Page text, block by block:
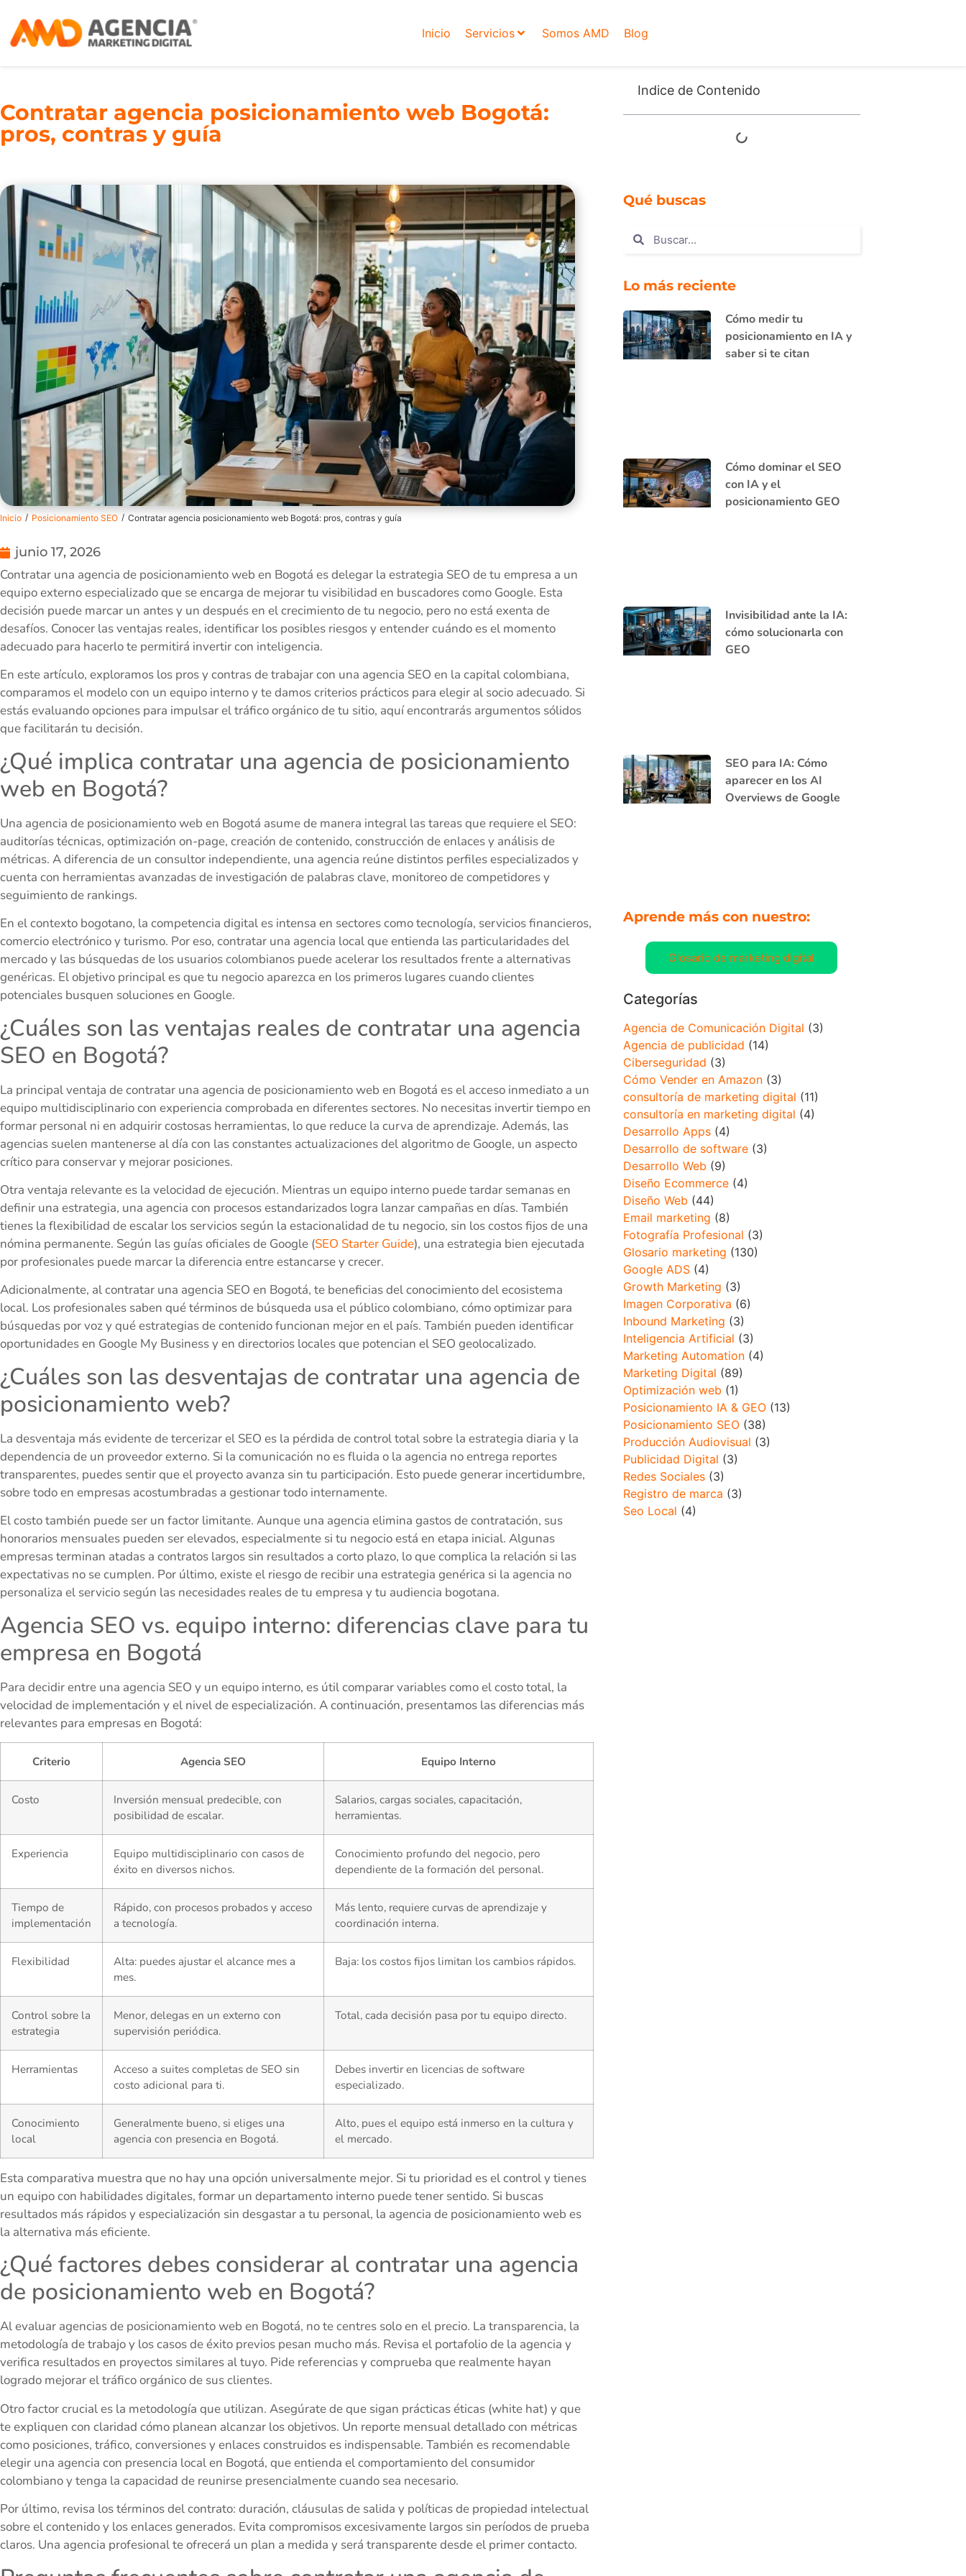
Inicio Servicios Somos AMD Blog
Contratar agencia posicionamiento web Bogotá:
pros, contras y guía
Inicio / Posicionamiento SEO / Contratar agencia posicionamiento web Bogotá: pros, contras y guía
junio 17, 2026
Contratar una agencia de posicionamiento web en Bogotá es delegar la estrategia SEO de tu empresa a un
equipo externo especializado que se encarga de mejorar tu visibilidad en buscadores como Google. Esta
decisión puede marcar un antes y un después en el crecimiento de tu negocio, pero no está exenta de
desafíos. Conocer las ventajas reales, identificar los posibles riesgos y entender cuándo es el momento
adecuado para hacerlo te permitirá invertir con inteligencia.
En este artículo, exploramos los pros y contras de trabajar con una agencia SEO en la capital colombiana,
comparamos el modelo con un equipo interno y te damos criterios prácticos para elegir al socio adecuado. Si
estás evaluando opciones para impulsar el tráfico orgánico de tu sitio, aquí encontrarás argumentos sólidos
que facilitarán tu decisión.
¿Qué implica contratar una agencia de posicionamiento
web en Bogotá?
Una agencia de posicionamiento web en Bogotá asume de manera integral las tareas que requiere el SEO:
auditorías técnicas, optimización on-page, creación de contenido, construcción de enlaces y análisis de
métricas. A diferencia de un consultor independiente, una agencia reúne distintos perfiles especializados y
cuenta con herramientas avanzadas de investigación de palabras clave, monitoreo de competidores y
seguimiento de rankings.
En el contexto bogotano, la competencia digital es intensa en sectores como tecnología, servicios financieros,
comercio electrónico y turismo. Por eso, contratar una agencia local que entienda las particularidades del
mercado y las búsquedas de los usuarios colombianos puede acelerar los resultados frente a alternativas
genéricas. El objetivo principal es que tu negocio aparezca en los primeros lugares cuando clientes
potenciales busquen soluciones en Google.
¿Cuáles son las ventajas reales de contratar una agencia
SEO en Bogotá?
La principal ventaja de contratar una agencia de posicionamiento web en Bogotá es el acceso inmediato a un
equipo multidisciplinario con experiencia comprobada en diferentes sectores. No necesitas invertir tiempo en
formar personal ni en adquirir costosas herramientas, lo que reduce la curva de aprendizaje. Además, las
agencias suelen mantenerse al día con las constantes actualizaciones del algoritmo de Google, un aspecto
crítico para conservar y mejorar posiciones.
Otra ventaja relevante es la velocidad de ejecución. Mientras un equipo interno puede tardar semanas en
definir una estrategia, una agencia con procesos estandarizados logra lanzar campañas en días. También
tienes la flexibilidad de escalar los servicios según la estacionalidad de tu negocio, sin los costos fijos de una
nómina permanente. Según las guías oficiales de Google (SEO Starter Guide), una estrategia bien ejecutada
por profesionales puede marcar la diferencia entre estancarse y crecer.
Adicionalmente, al contratar una agencia SEO en Bogotá, te beneficias del conocimiento del ecosistema
local. Los profesionales saben qué términos de búsqueda usa el público colombiano, cómo optimizar para
búsquedas por voz y qué estrategias de contenido funcionan mejor en el país. También pueden identificar
oportunidades en Google My Business y en directorios locales que potencian el SEO geolocalizado.
¿Cuáles son las desventajas de contratar una agencia de
posicionamiento web?
La desventaja más evidente de tercerizar el SEO es la pérdida de control total sobre la estrategia diaria y la
dependencia de un proveedor externo. Si la comunicación no es fluida o la agencia no entrega reportes
transparentes, puedes sentir que el proyecto avanza sin tu participación. Esto puede generar incertidumbre,
sobre todo en empresas acostumbradas a gestionar todo internamente.
El costo también puede ser un factor limitante. Aunque una agencia elimina gastos de contratación, sus
honorarios mensuales pueden ser elevados, especialmente si tu negocio está en etapa inicial. Algunas
empresas terminan atadas a contratos largos sin resultados a corto plazo, lo que complica la relación si las
expectativas no se cumplen. Por último, existe el riesgo de recibir una estrategia genérica si la agencia no
personaliza el servicio según las necesidades reales de tu empresa y tu audiencia bogotana.
Agencia SEO vs. equipo interno: diferencias clave para tu
empresa en Bogotá
Para decidir entre una agencia SEO y un equipo interno, es útil comparar variables como el costo total, la
velocidad de implementación y el nivel de especialización. A continuación, presentamos las diferencias más
relevantes para empresas en Bogotá:
Criterio Agencia SEO Equipo Interno
Costo
Inversión mensual predecible, con
posibilidad de escalar.
Salarios, cargas sociales, capacitación,
herramientas.
Experiencia
Equipo multidisciplinario con casos de
éxito en diversos nichos.
Conocimiento profundo del negocio, pero
dependiente de la formación del personal.
Tiempo de
implementación
Rápido, con procesos probados y acceso
a tecnología.
Más lento, requiere curvas de aprendizaje y
coordinación interna.
Flexibilidad
Alta: puedes ajustar el alcance mes a
mes.
Baja: los costos fijos limitan los cambios rápidos.
Control sobre la
estrategia
Menor, delegas en un externo con
supervisión periódica.
Total, cada decisión pasa por tu equipo directo.
Herramientas
Acceso a suites completas de SEO sin
costo adicional para ti.
Debes invertir en licencias de software
especializado.
Conocimiento
local
Generalmente bueno, si eliges una
agencia con presencia en Bogotá.
Alto, pues el equipo está inmerso en la cultura y
el mercado.
Esta comparativa muestra que no hay una opción universalmente mejor. Si tu prioridad es el control y tienes
un equipo con habilidades digitales, formar un departamento interno puede tener sentido. Si buscas
resultados más rápidos y especialización sin desgastar a tu personal, la agencia de posicionamiento web es
la alternativa más eficiente.
¿Qué factores debes considerar al contratar una agencia
de posicionamiento web en Bogotá?
Al evaluar agencias de posicionamiento web en Bogotá, no te centres solo en el precio. La transparencia, la
metodología de trabajo y los casos de éxito previos pesan mucho más. Revisa el portafolio de la agencia y
verifica resultados en proyectos similares al tuyo. Pide referencias y comprueba que realmente hayan
logrado mejorar el tráfico orgánico de sus clientes.
Otro factor crucial es la metodología que utilizan. Asegúrate de que sigan prácticas éticas (white hat) y que
te expliquen con claridad cómo planean alcanzar los objetivos. Un reporte mensual detallado con métricas
como posiciones, tráfico, conversiones y enlaces construidos es indispensable. También es recomendable
elegir una agencia con presencia local en Bogotá, que entienda el comportamiento del consumidor
colombiano y tenga la capacidad de reunirse presencialmente cuando sea necesario.
Por último, revisa los términos del contrato: duración, cláusulas de salida y políticas de propiedad intelectual
sobre el contenido y los enlaces generados. Evita compromisos excesivamente largos sin períodos de prueba
claros. Una agencia profesional te ofrecerá un plan a medida y será transparente desde el primer contacto.
Indice de Contenido
Qué buscas
Lo más reciente
Cómo medir tu
posicionamiento en IA y
saber si te citan
Cómo dominar el SEO
con IA y el
posicionamiento GEO
Invisibilidad ante la IA:
cómo solucionarla con
GEO
SEO para IA: Cómo
aparecer en los AI
Overviews de Google
Aprende más con nuestro:
Glosario de marketing digital
Categorías
Agencia de Comunicación Digital (3)
Agencia de publicidad (14)
Ciberseguridad (3)
Cómo Vender en Amazon(3)
consultoría de marketing digital (11)
consultoría en marketing digital (4)
Desarrollo Apps(4)
Desarrollo de software(3)
Desarrollo Web (9)
Diseño Ecommerce(4)
Diseño Web (44)
Email marketing (8)
Fotografía Profesional (3)
Glosario marketing (130)
Google ADS(4)
Growth Marketing (3)
Imagen Corporativa (6)
Inbound Marketing (3)
Inteligencia Artificial (3)
Marketing Automation(4)
Marketing Digital (89)
Optimización web (1)
Posicionamiento IA & GEO(13)
Posicionamiento SEO(38)
Producción Audiovisual (3)
Publicidad Digital (3)
Redes Sociales(3)
Registro de marca (3)
Seo Local (4)